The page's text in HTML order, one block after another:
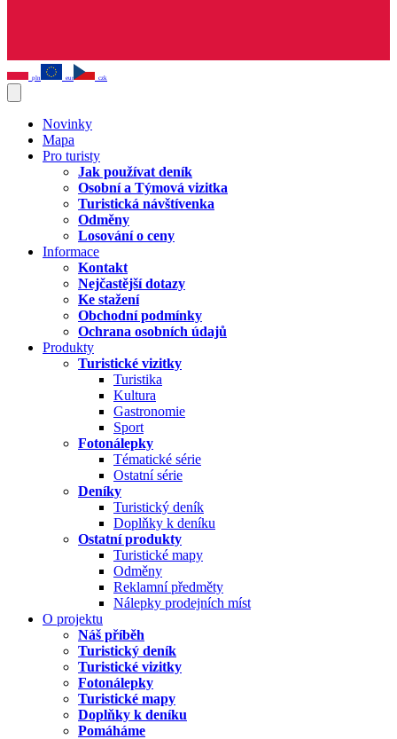
pln eur czk
Novinky
Mapa
Pro turisty
Jak používat deník
Osobní a Týmová vizitka
Turistická návštívenka
Odměny
Losování o ceny
Informace
Kontakt
Nejčastější dotazy
Ke stažení
Obchodní podmínky
Ochrana osobních údajů
Produkty
Turistické vizitky
Turistika
Kultura
Gastronomie
Sport
Fotonálepky
Tématické série
Ostatní série
Deníky
Turistický deník
Doplňky k deníku
Ostatní produkty
Turistické mapy
Odměny
Reklamní předměty
Nálepky prodejních míst
O projektu
Náš příběh
Turistický deník
Turistické vizitky
Fotonálepky
Turistické mapy
Doplňky k deníku
Pomáháme